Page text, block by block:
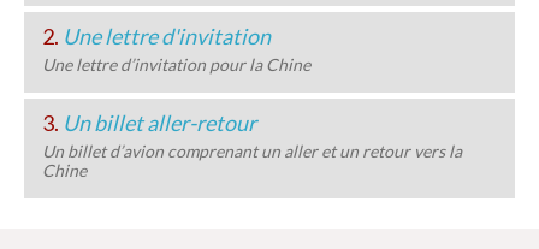
2. Une lettre d'invitation
Une lettre d’invitation pour la Chine
3. Un billet aller-retour
Un billet d’avion comprenant un aller et un retour vers la
Chine